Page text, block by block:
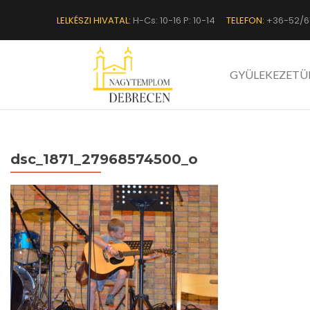
LELKÉSZI HIVATAL: H-Cs: 10-16 P: 10-14 TELEFON: +36-52/
dsc_1871_27968574500_o